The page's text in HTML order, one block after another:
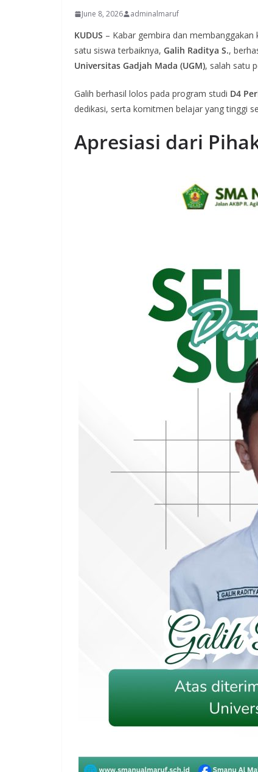
June 8, 2026 adminalmaruf
KUDUS – Kabar gembira dan membanggakan
satu siswa terbaiknya, Galih Raditya S.,
Universitas Gadjah Mada (UGM), salah satu
Galih berhasil lolos pada program studi D4
dedikasi, serta komitmen belajar yang tinggi
Apresiasi dari